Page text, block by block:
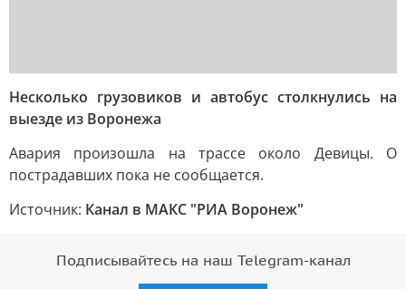
Несколько грузовиков и автобус столкнулись на
выезде из Воронежа
Авария произошла на трассе около Девицы. О
пострадавших пока не сообщается.
Источник: Канал в МАКС "РИА Воронеж"
Подписывайтесь на наш Telegram-канал